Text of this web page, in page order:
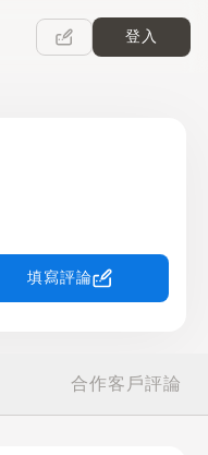
登入
填寫評論
合作客戶評論